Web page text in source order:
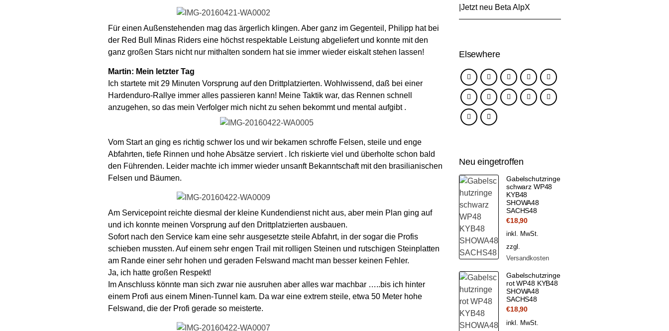
Für einen Außenstehenden mag das ärgerlich klingen. Aber ganz im Gegenteil, Philipp hat bei
der Red Bull Minas Riders eine höchst respektable Leistung abgeliefert und konnte mit den
ganz großen Stars nicht nur mithalten sondern hat sie immer wieder eiskalt stehen lassen!
Martin: Mein letzter Tag
Ich startete mit 29 Minuten Vorsprung auf den Drittplatzierten. Wohlwissend, daß bei einer
Hardenduro-Rallye immer alles passieren kann! Meine Taktik war, das Rennen schnell
anzugehen, so das mein Verfolger mich nicht zu sehen bekommt und mental aufgibt .
Vom Start an ging es richtig schwer los und wir bekamen schroffe Felsen, steile und enge
Abfahrten, tiefe Rinnen und hohe Absätze serviert . Ich riskierte viel und überholte schon bald
den Führenden. Leider machte ich immer wieder unsanft Bekanntschaft mit den brasilianischen
Felsen und Bäumen.
Am Servicepoint reichte diesmal der kleine Kundendienst nicht aus, aber mein Plan ging auf
und ich konnte meinen Vorsprung auf den Drittplatzierten ausbauen.
Sofort nach den Service kam eine sehr ausgesetzte steile Abfahrt, in der sogar die Profis
schieben mussten. Auf einem sehr engen Trail mit rolligen Steinen und rutschigen Steinplatten
am Rande einer sehr hohen und geraden Felswand macht man besser keinen Fehler.
Ja, ich hatte großen Respekt!
Im Anschluss könnte man sich zwar nie ausruhen aber alles war machbar …..bis ich hinter
einem Profi aus einem Minen-Tunnel kam. Da war eine extrem steile, etwa 50 Meter hohe
Felswand, die der Profi gerade so meisterte.
|Jetzt neu Beta AlpX
Elsewhere
Neu eingetroffen
Gabelschutzringe
schwarz WP48
KYB48
SHOWA48
SACHS48
€18,90
inkl. MwSt.
zzgl.
Versandkosten
Gabelschutzringe
rot WP48 KYB48
SHOWA48
SACHS48
€18,90
inkl. MwSt.